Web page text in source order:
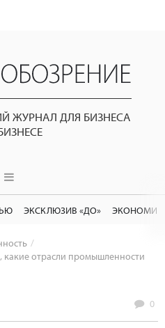
ЖУРНАЛ ДЛЯ БИЗНЕСА
ЭКСКЛЮЗИВ «ДО»
какие отрасли промышленности
0